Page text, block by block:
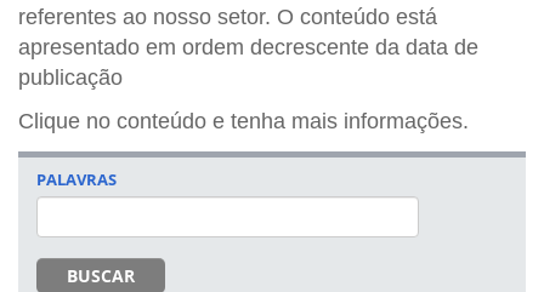
referentes ao nosso setor. O conteúdo está
apresentado em ordem decrescente da data de
publicação
Clique no conteúdo e tenha mais informações.
PALAVRAS
BUSCAR